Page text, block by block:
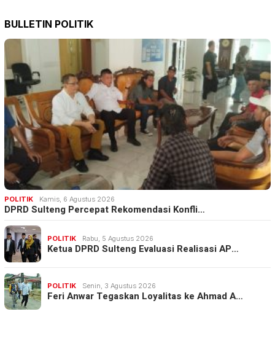
BULLETIN POLITIK
POLITIK Kamis, 6 Agustus 2026
DPRD Sulteng Percepat Rekomendasi Konfli…
POLITIK Rabu, 5 Agustus 2026
Ketua DPRD Sulteng Evaluasi Realisasi AP…
POLITIK Senin, 3 Agustus 2026
Feri Anwar Tegaskan Loyalitas ke Ahmad A…